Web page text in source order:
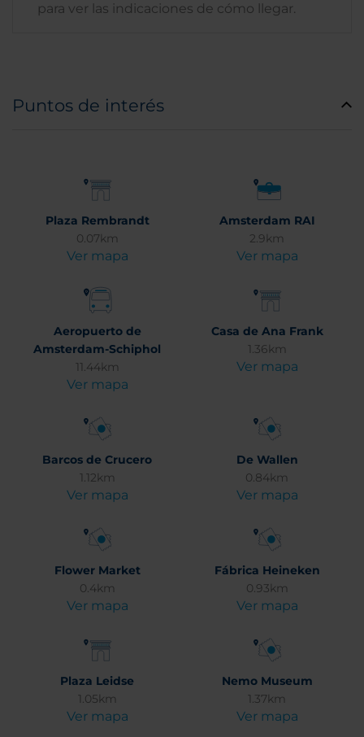
para ver las indicaciones de cómo llegar.
Puntos de interés
Plaza Rembrandt
0.07km
Ver mapa
Amsterdam RAI
2.9km
Ver mapa
Aeropuerto de
Amsterdam-Schiphol
11.44km
Ver mapa
Casa de Ana Frank
1.36km
Ver mapa
Barcos de Crucero
1.12km
Ver mapa
De Wallen
0.84km
Ver mapa
Flower Market
0.4km
Ver mapa
Fábrica Heineken
0.93km
Ver mapa
Plaza Leidse
1.05km
Ver mapa
Nemo Museum
1.37km
Ver mapa